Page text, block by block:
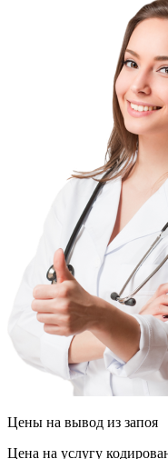
Цены на вывод из запоя
Цена на услугу